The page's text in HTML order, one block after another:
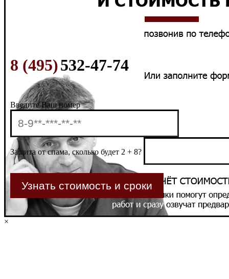
8 (495)532-47-74
Введите Ваш номер
Защита от спама, сколько будет 2 + 8?
×